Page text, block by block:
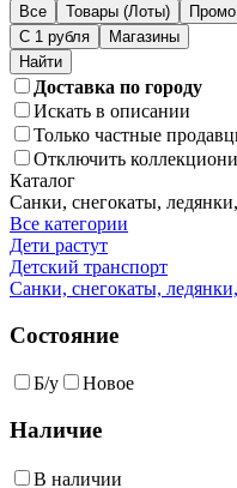
Все Товары (Лоты)
С 1 рубля
Магазины
Доставка по городу
Искать в описании
Только частные
Отключить
Каталог
Санки, снегокаты,
Все категории
Дети растут
Детский транспорт
Санки, снегокаты,
Состояние
Б/у Новое
Наличие
В наличии